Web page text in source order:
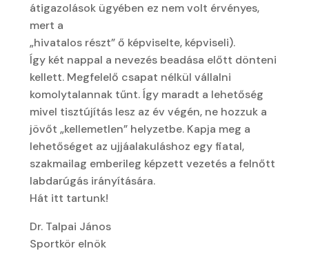
átigazolások ügyében ez nem volt érvényes,
mert a
„hivatalos részt” ő képviselte, képviseli).
Így két nappal a nevezés beadása előtt dönteni
kellett. Megfelelő csapat nélkül vállalni
komolytalannak tűnt. Így maradt a lehetőség
mivel tisztújítás lesz az év végén, ne hozzuk a
jövőt „kellemetlen” helyzetbe. Kapja meg a
lehetőséget az ujjáalakuláshoz egy fiatal,
szakmailag emberileg képzett vezetés a felnőtt
labdarúgás irányítására.
Hát itt tartunk!
Dr. Talpai János
Sportkör elnök